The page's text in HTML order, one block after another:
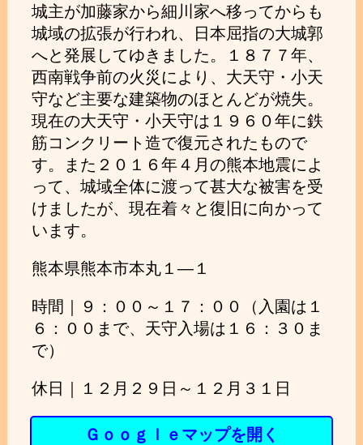
城主が加藤家から細川家へ移ってからも
城域の拡張が行われ、日本屈指の大城郭
へと発展してゆきました。１８７７年、
西南戦争前の火災により、大天守・小天
守など主要な建築物のほとんどが焼失。
現在の大天守・小天守は１９６０年に鉄
筋コンクリート造で復元されたもので
す。また２０１６年４月の熊本地震によ
って、城域全体に渡って甚大な被害を受
けましたが、現在着々と復旧に向かって
います。
熊本県熊本市本丸１―１
時間｜９：００～１７：００（入園は１
６：００まで、天守入場は１６：３０ま
で）
休日｜１２月２９日～１２月３１日
Ｇｏｏｇｌｅマップを開く